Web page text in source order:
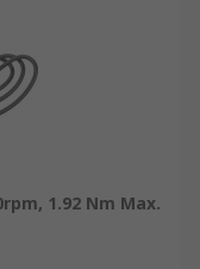
1.92 Nm Max.